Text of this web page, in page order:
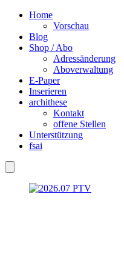
Home
Vorschau
Blog
Shop / Abo
Adressänderung
Aboverwaltung
E-Paper
Inserieren
archithese
Kontakt
offene Stellen
Unterstützung
fsai